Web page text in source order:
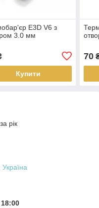
E3D V6 з
3.0 мм
Купити
70
рік